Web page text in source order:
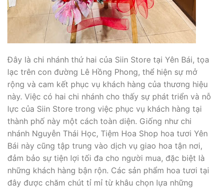
Đây là chi nhánh thứ hai của Siin Store tại Yên Bái, tọa
lạc trên con đường Lê Hồng Phong, thể hiện sự mở
rộng và cam kết phục vụ khách hàng của thương hiệu
này. Việc có hai chi nhánh cho thấy sự phát triển và nỗ
lực của Siin Store trong việc phục vụ khách hàng tại
thành phố này một cách toàn diện. Giống như chi
nhánh Nguyễn Thái Học, Tiệm Hoa Shop hoa tươi Yên
Bái này cũng tập trung vào dịch vụ giao hoa tận nơi,
đảm bảo sự tiện lợi tối đa cho người mua, đặc biệt là
những khách hàng bận rộn. Các sản phẩm hoa tươi tại
đây được chăm chút tỉ mỉ từ khâu chọn lựa những